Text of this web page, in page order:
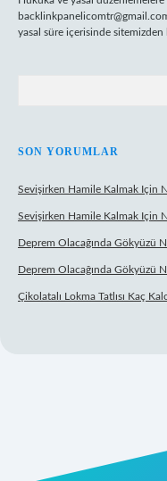
yasal süre içerisinde sitemizden
SON YORUMLAR
Sevişirken Hamile Kalmak Için
Sevişirken Hamile Kalmak Için
Deprem Olacağında Gökyüzü
Deprem Olacağında Gökyüzü
Çikolatalı Lokma Tatlısı Kaç